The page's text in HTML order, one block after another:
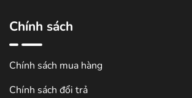
Chính sách
Chính sách mua hàng
Chính sách đổi trả